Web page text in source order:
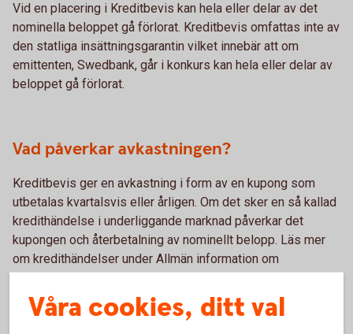
Vid en placering i Kreditbevis kan hela eller delar av det
nominella beloppet gå förlorat. Kreditbevis omfattas inte av
den statliga insättningsgarantin vilket innebär att om
emittenten, Swedbank, går i konkurs kan hela eller delar av
beloppet gå förlorat.
Vad påverkar avkastningen?
Kreditbevis ger en avkastning i form av en kupong som
utbetalas kvartalsvis eller årligen. Om det sker en så kallad
kredithändelse i underliggande marknad påverkar det
kupongen och återbetalning av nominellt belopp. Läs mer
om kredithändelser under Allmän information om
Kreditbevis.
Våra cookies, ditt val